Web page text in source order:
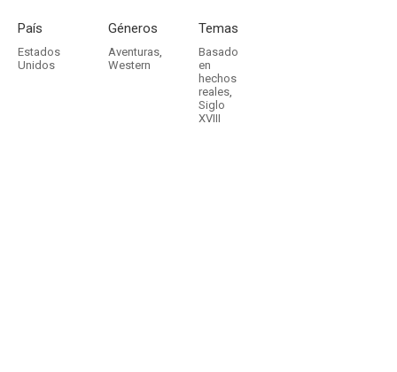
País
Estados
Unidos
Géneros
Aventuras,
Western
Temas
Basado
en
hechos
reales,
Siglo
XVIII